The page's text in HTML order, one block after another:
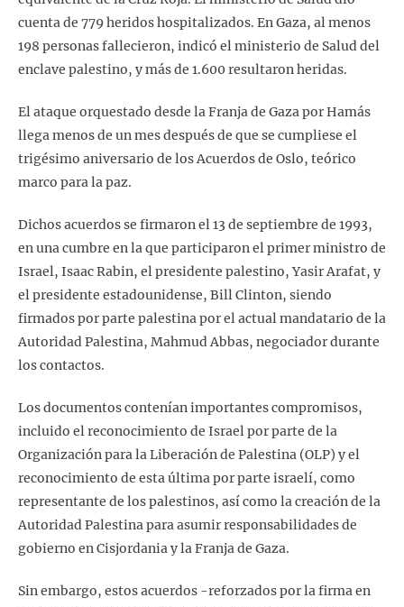
cuenta de 779 heridos hospitalizados. En Gaza, al menos
198 personas fallecieron, indicó el ministerio de Salud del
enclave palestino, y más de 1.600 resultaron heridas.
El ataque orquestado desde la Franja de Gaza por Hamás
llega menos de un mes después de que se cumpliese el
trigésimo aniversario de los Acuerdos de Oslo, teórico
marco para la paz.
Dichos acuerdos se firmaron el 13 de septiembre de 1993,
en una cumbre en la que participaron el primer ministro de
Israel, Isaac Rabin, el presidente palestino, Yasir Arafat, y
el presidente estadounidense, Bill Clinton, siendo
firmados por parte palestina por el actual mandatario de la
Autoridad Palestina, Mahmud Abbas, negociador durante
los contactos.
Los documentos contenían importantes compromisos,
incluido el reconocimiento de Israel por parte de la
Organización para la Liberación de Palestina (OLP) y el
reconocimiento de esta última por parte israelí, como
representante de los palestinos, así como la creación de la
Autoridad Palestina para asumir responsabilidades de
gobierno en Cisjordania y la Franja de Gaza.
Sin embargo, estos acuerdos -reforzados por la firma en